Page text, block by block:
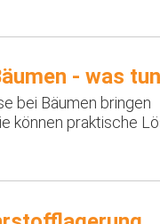
- was
bei Bäumen bringen
können praktische